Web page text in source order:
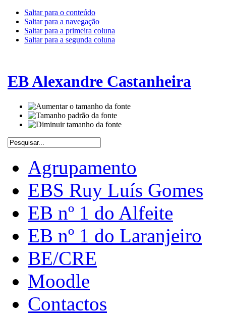
Saltar para o conteúdo
Saltar para a navegação
Saltar para a primeira coluna
Saltar para a segunda coluna
EB Alexandre Castanheira
Agrupamento
EBS Ruy Luís Gomes
EB nº 1 do Alfeite
EB nº 1 do Laranjeiro
BE/CRE
Moodle
Contactos